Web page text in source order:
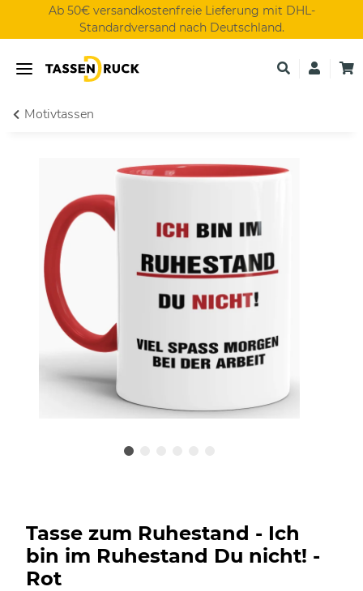
Ab 50€ versandkostenfreie Lieferung mit DHL-
Standardversand nach Deutschland.
Motivtassen
Tasse zum Ruhestand - Ich
bin im Ruhestand Du nicht! -
Rot